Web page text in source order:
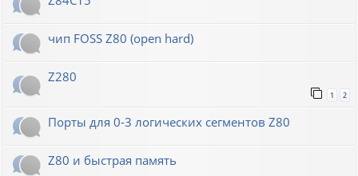
чип FOSS Z80 (open hard)
Z280
1 2
Порты для 0-3 логических сегментов Z80
Z80 и быстрая память